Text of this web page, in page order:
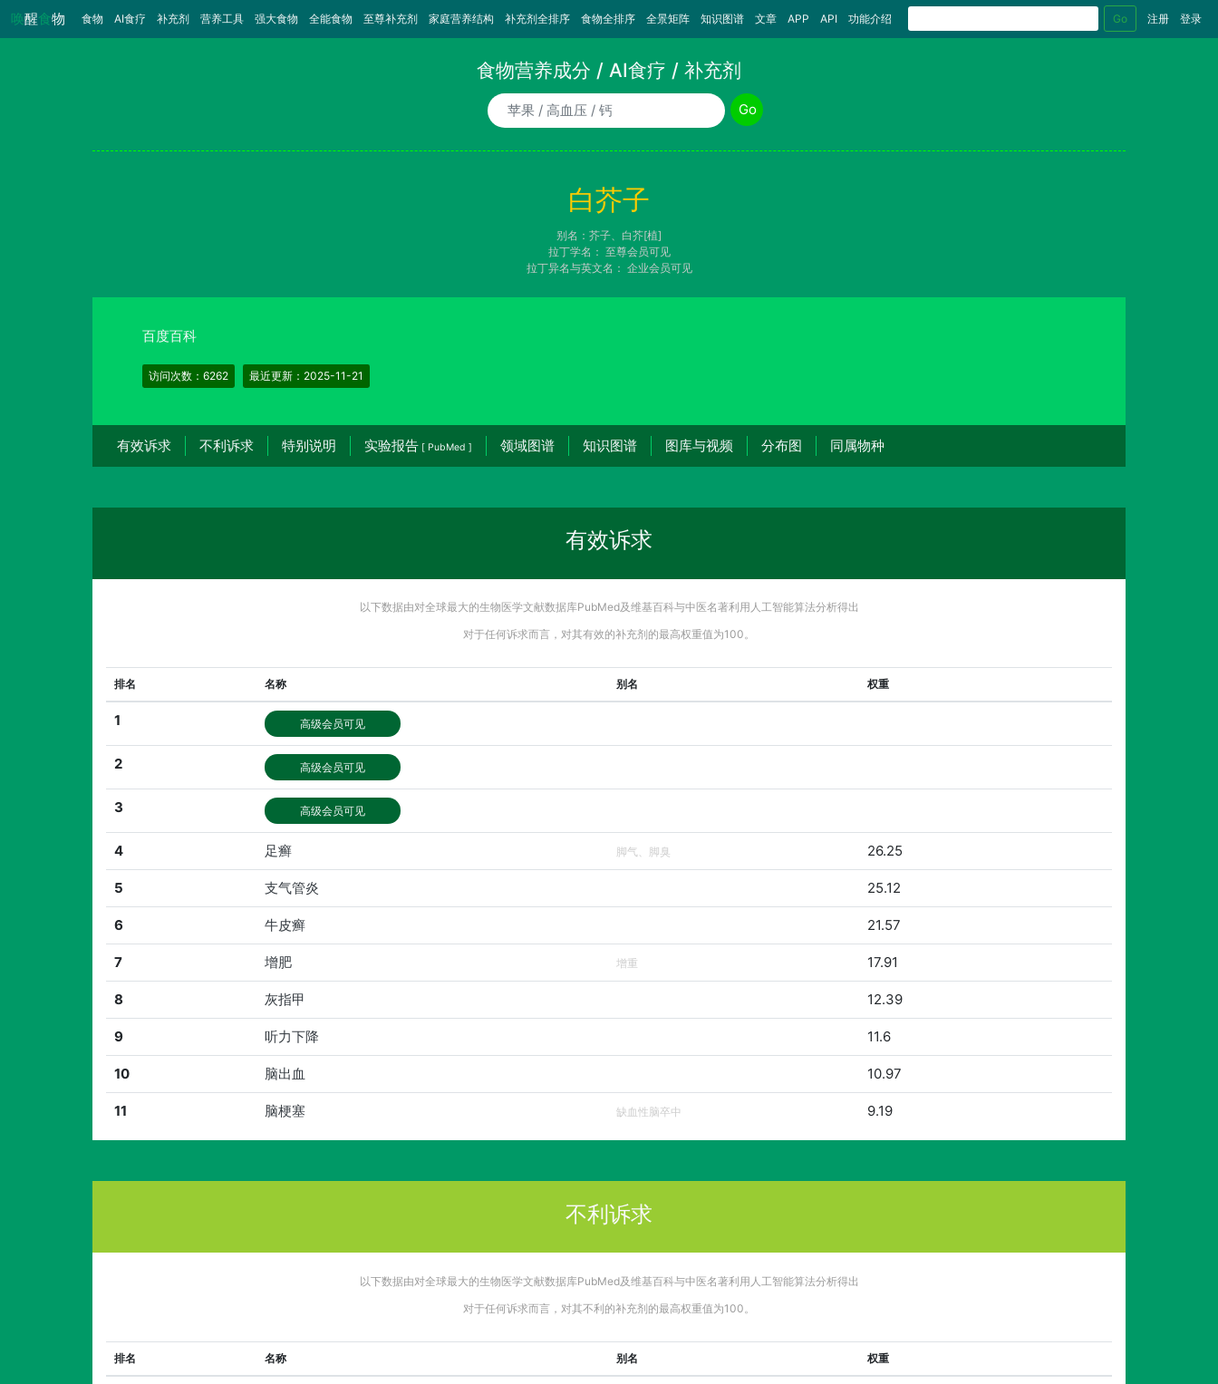
唤醒食物 食物 （当前）
AI食疗 补充剂 营养工具 强大食物 全能食物 至尊补充剂 家庭营养结构 补充剂全排序 食物全排序 全景矩阵 知识图谱 文章 APP API 功能介绍 Go 注册 登录
食物营养成分 / AI食疗 / 补充剂
食物/AI食疗诉求/补充剂名称
Go
白芥子
别名：芥子、白芥[植]
拉丁学名： 至尊会员可见
拉丁异名与英文名： 企业会员可见
百度百科
访问次数：6262 最近更新：2025-11-21
有效诉求 不利诉求 特别说明 实验报告 [ PubMed ] 领域图谱 知识图谱 图库与视频 分布图 同属物种
有效诉求
以下数据由对全球最大的生物医学文献数据库PubMed及维基百科与中医名著利用人工智能算法分析得出
对于任何诉求而言，对其有效的补充剂的最高权重值为100。
排名 名称 别名 权重
1 高级会员可见
2 高级会员可见
3 高级会员可见
4 足癣 脚气、脚臭 26.25
5 支气管炎 25.12
6 牛皮癣 21.57
7 增肥 增重 17.91
8 灰指甲 12.39
9 听力下降 11.6
10 脑出血 10.97
11 脑梗塞 缺血性脑卒中 9.19
不利诉求
以下数据由对全球最大的生物医学文献数据库PubMed及维基百科与中医名著利用人工智能算法分析得出
对于任何诉求而言，对其不利的补充剂的最高权重值为100。
排名 名称 别名 权重